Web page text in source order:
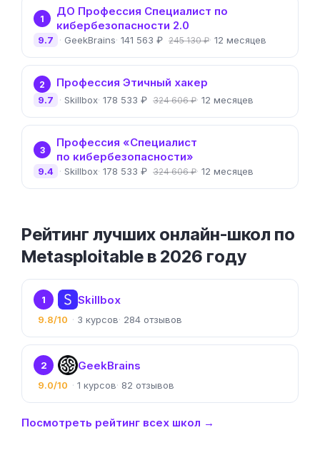
1
ДО Профессия Специалист по
кибербезопасности 2.0
GeekBrains 141 563 ₽ 245 130 ₽ 12 месяцев
9.7
2 Профессия Этичный хакер
Skillbox 178 533 ₽ 324 606 ₽ 12 месяцев
9.7
3
Профессия «Специалист
по кибербезопасности»
Skillbox 178 533 ₽ 324 606 ₽ 12 месяцев
9.4
Рейтинг лучших онлайн-школ по
Metasploitable в 2026 году
1 Skillbox
9.8/10 3 284
2 GeekBrains
9.0/10 1 82
Посмотреть рейтинг всех школ →